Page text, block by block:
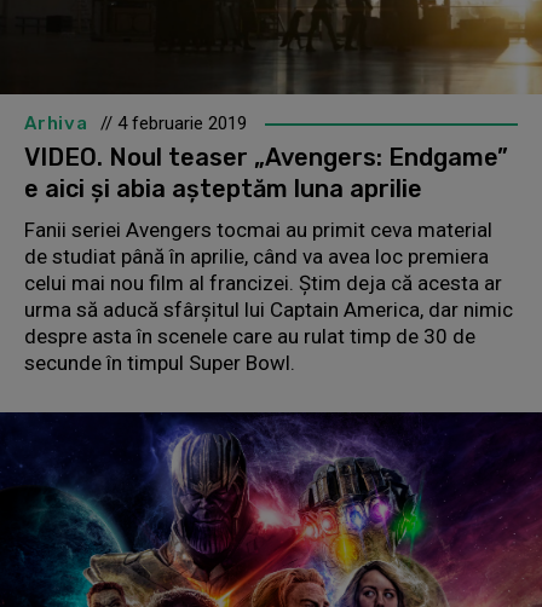
Arhiva // 4 februarie 2019
VIDEO. Noul teaser „Avengers: Endgame”
e aici şi abia aşteptăm luna aprilie
Fanii seriei Avengers tocmai au primit ceva material
de studiat până în aprilie, când va avea loc premiera
celui mai nou film al francizei. Ştim deja că acesta ar
urma să aducă sfârşitul lui Captain America, dar nimic
despre asta în scenele care au rulat timp de 30 de
secunde în timpul Super Bowl.